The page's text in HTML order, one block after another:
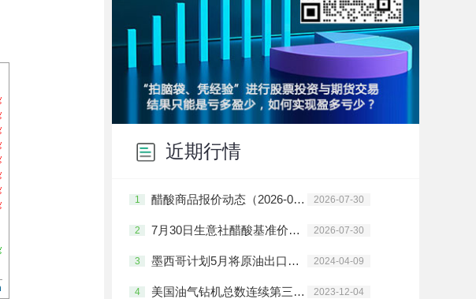
近期行情
1 醋酸商品报价动态（2026-07-30） 2026-07-30
2 7月30日生意社醋酸基准价为3223.33元/吨 2026-07-30
3 墨西哥计划5月将原油出口量削减至少33万桶/日 2024-04-09
4 美国油气钻机总数连续第三周增加 2023-12-04